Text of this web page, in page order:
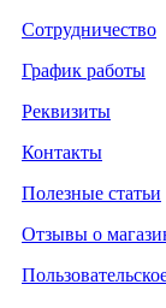
Сотрудничество
График работы
Реквизиты
Контакты
Полезные статьи
Отзывы о